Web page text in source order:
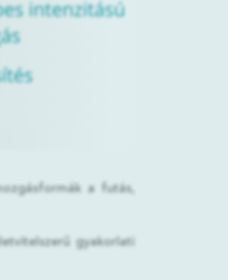
a futás,
gyakorlati